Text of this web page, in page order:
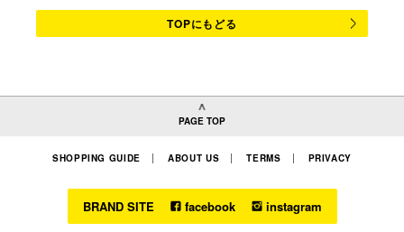
TOPにもどる
PAGE TOP
SHOPPING GUIDE ABOUT US TERMS PRIVACY
BRAND SITE facebook instagram